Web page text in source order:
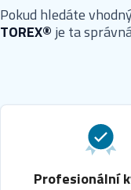
Pokud hledáte
TOREX® je ta
Profesionální